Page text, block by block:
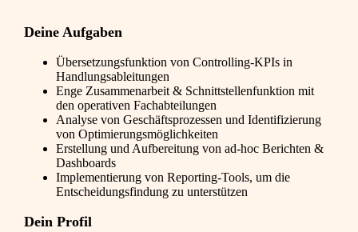
Deine Aufgaben
Übersetzungsfunktion von Controlling-KPIs in
Handlungsableitungen
Enge Zusammenarbeit & Schnittstellenfunktion mit
den operativen Fachabteilungen
Analyse von Geschäftsprozessen und Identifizierung
von Optimierungsmöglichkeiten
Erstellung und Aufbereitung von ad-hoc Berichten &
Dashboards
Implementierung von Reporting-Tools, um die
Entscheidungsfindung zu unterstützen
Dein Profil